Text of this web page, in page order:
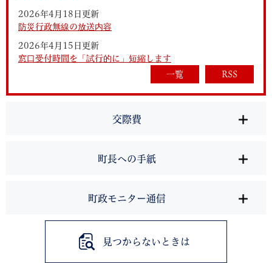
2026年4月18日更新
防災行政無線の放送内容
2026年4月15日更新
窓口受付時間を「試行的に」短縮します
一覧
RSS
交際費
町長への手紙
町政モニター通信
見つからないときは